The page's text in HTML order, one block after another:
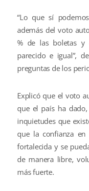
“Lo que sí
además del voto
% de las boletas y
parecido e igual”,
preguntas de los
Explicó que el voto
que el país ha
inquietudes que
que la confianza en
fortalecida y se
de manera libre,
más fuerte.